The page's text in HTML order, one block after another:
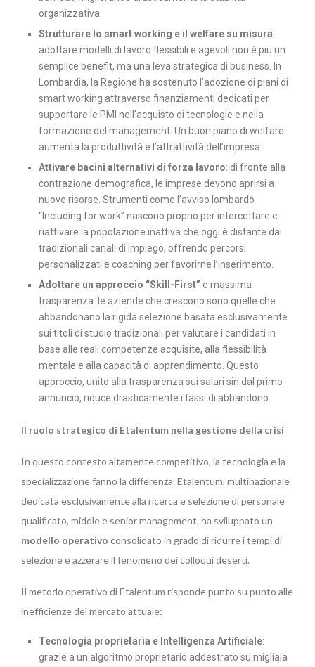
organizzativa.
Strutturare lo smart working e il welfare su misura:
adottare modelli di lavoro flessibili e agevoli non è più un
semplice benefit, ma una leva strategica di business. In
Lombardia, la Regione ha sostenuto l’adozione di piani di
smart working attraverso finanziamenti dedicati per
supportare le PMI nell’acquisto di tecnologie e nella
formazione del management. Un buon piano di welfare
aumenta la produttività e l’attrattività dell’impresa.
Attivare bacini alternativi di forza lavoro: di fronte alla
contrazione demografica, le imprese devono aprirsi a
nuove risorse. Strumenti come l’avviso lombardo
“Including for work” nascono proprio per intercettare e
riattivare la popolazione inattiva che oggi è distante dai
tradizionali canali di impiego, offrendo percorsi
personalizzati e coaching per favorirne l’inserimento.
Adottare un approccio “Skill-First” e massima
trasparenza: le aziende che crescono sono quelle che
abbandonano la rigida selezione basata esclusivamente
sui titoli di studio tradizionali per valutare i candidati in
base alle reali competenze acquisite, alla flessibilità
mentale e alla capacità di apprendimento. Questo
approccio, unito alla trasparenza sui salari sin dal primo
annuncio, riduce drasticamente i tassi di abbandono.
Il ruolo strategico di Etalentum nella gestione della crisi
In questo contesto altamente competitivo, la tecnologia e la
specializzazione fanno la differenza. Etalentum, multinazionale
dedicata esclusivamente alla ricerca e selezione di personale
qualificato, middle e senior management, ha sviluppato un
modello operativo consolidato in grado di ridurre i tempi di
selezione e azzerare il fenomeno dei colloqui deserti.
Il metodo operativo di Etalentum risponde punto su punto alle
inefficienze del mercato attuale:
Tecnologia proprietaria e Intelligenza Artificiale:
grazie a un algoritmo proprietario addestrato su migliaia